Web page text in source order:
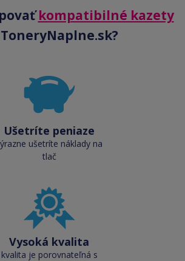
kompatibilné kazety
Ušetríte peniaze
ušetríte náklady na
tlač
Vysoká kvalita
kvalita je porovnateľná s